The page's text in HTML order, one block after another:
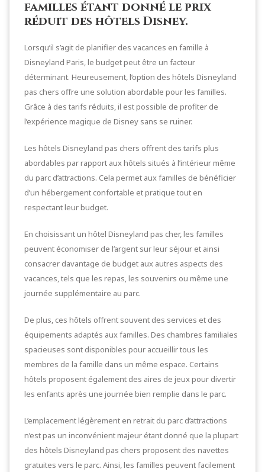
familles étant donné le prix
réduit des hôtels Disney.
Lorsqu’il s’agit de planifier des vacances en famille à
Disneyland Paris, le budget peut être un facteur
déterminant. Heureusement, l’option des hôtels Disneyland
pas chers offre une solution abordable pour les familles.
Grâce à des tarifs réduits, il est possible de profiter de
l’expérience magique de Disney sans se ruiner.
Les hôtels Disneyland pas chers offrent des tarifs plus
abordables par rapport aux hôtels situés à l’intérieur même
du parc d’attractions. Cela permet aux familles de bénéficier
d’un hébergement confortable et pratique tout en
respectant leur budget.
En choisissant un hôtel Disneyland pas cher, les familles
peuvent économiser de l’argent sur leur séjour et ainsi
consacrer davantage de budget aux autres aspects des
vacances, tels que les repas, les souvenirs ou même une
journée supplémentaire au parc.
De plus, ces hôtels offrent souvent des services et des
équipements adaptés aux familles. Des chambres familiales
spacieuses sont disponibles pour accueillir tous les
membres de la famille dans un même espace. Certains
hôtels proposent également des aires de jeux pour divertir
les enfants après une journée bien remplie dans le parc.
L’emplacement légèrement en retrait du parc d’attractions
n’est pas un inconvénient majeur étant donné que la plupart
des hôtels Disneyland pas chers proposent des navettes
gratuites vers le parc. Ainsi, les familles peuvent facilement